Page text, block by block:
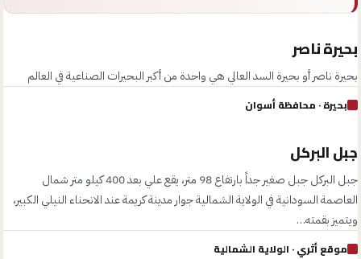
بحيرة ناصر
بحيرة ناصر أو بحيرة السد العالي هي واحدة من أكبر البحيرات الصناعية في العالم
بحيرة· محافظة أسوان
جبل البركل
جبل البركل جبل صغير جداً بارتفاع 98 متر، يقع علي بعد 400 كيلو متر شمال
العاصمة السودانية في الولاية الشمالية جوار مدينة كريمة عند الانحناء النيلي الكبير،
ويتميز بقمته…
موقع أثري· الولاية الشمالية